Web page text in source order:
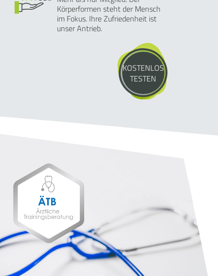
Körperformen steht der Mensch
im Fokus. Ihre Zufriedenheit ist
unser Antrieb.
KOSTENLOS
TESTEN